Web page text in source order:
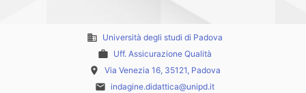
business Università degli studi di Padova
work Uff. Assicurazione Qualità
place Via Venezia 16, 35121, Padova
email indagine.didattica@unipd.it